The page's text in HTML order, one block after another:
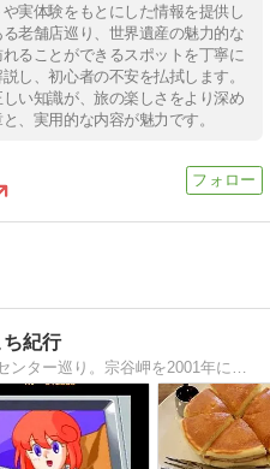
実体験をもとにした情報を提供し
老舗店巡り、世界遺産の魅力的な
ることができるスポットを丁寧に
し、初心者の不安を払拭します。
い知識が、旅の楽しさをより深め
、実用的な内容が魅力です。
紀行